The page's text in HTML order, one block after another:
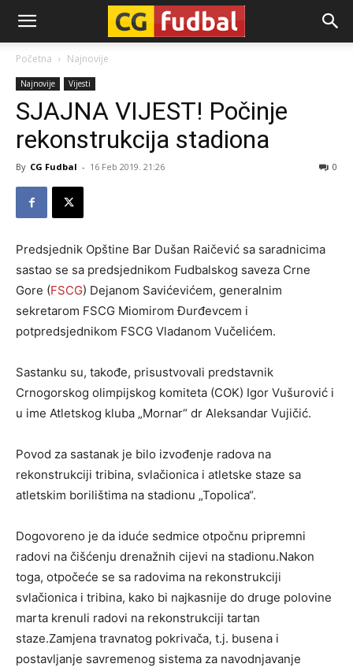
CG-
Fudbal
Početna Najnovije
Najnovije Vijesti
SJAJNA VIJEST! Počinje
rekonstrukcija stadiona
By CG Fudbal - 16 Feb 2019. 21:26 0
Predsjednik Opštine Bar Dušan Raičević sa saradnicima
sastao se sa predsjednikom Fudbalskog saveza Crne
Gore (FSCG) Dejanom Savićevićem, generalnim
sekretarom FSCG Miomirom Đurđevcem i
potpredsjednikom FSCG Vladanom Vučelićem.
Sastanku su, takođe, prisustvovali predstavnik
Crnogorskog olimpijskog komiteta (COK) Igor Vušurović i
u ime Atletskog kluba „Mornar“ dr Aleksandar Vujičić.
Povod za sastanak je bilo izvođenje radova na
rekonstrukciji tribina, svlačionica i atletske staze sa
atletskim borilištima na stadionu „Topolica“.
Dogovoreno je da iduće sedmice otpočnu pripremni
radovi na čišćenju drenažnih cijevi na stadionu.Nakon
toga, otpočeće se sa radovima na rekonstrukciji
svlačionica i tribina, kako bi najkasnije do druge polovine
marta krenuli radovi na rekonstrukciji tartan
staze.Zamjena travnatog pokrivača, t.j. busena i
postavljanje savremenog sistema za navodnjavanje